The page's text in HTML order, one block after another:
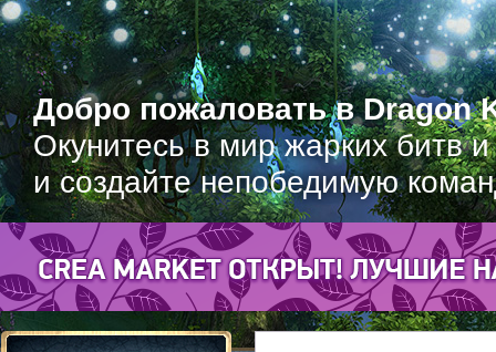
Добро пожаловать в Dragon
Окунитесь в мир жарких битв
и создайте непобедимую